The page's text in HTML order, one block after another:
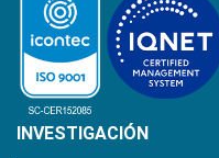
INVESTIGACIÓN